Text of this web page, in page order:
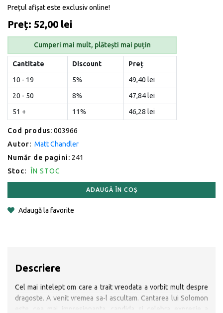
Prețul afișat este exclusiv online!
Preț: 52,00 lei
Cumperi mai mult, plătești mai puțin
Cantitate Discount
Preț
10 - 19
5%
49,40 lei
20 - 50
8%
47,84 lei
51 +
11% 46,28 lei
Cod produs: 003966
Autor: Matt Chandler
Număr de pagini: 241
Stoc:
ÎN STOC
ADAUGĂ ÎN COȘ
Adaugă la favorite
Descriere
Cel mai intelept om care a trait vreodata a vorbit mult despre
dragoste. A venit vremea sa-l ascultam. Cantarea lui Solomon
este cea mai impresionanta, candida si celebra expresie a